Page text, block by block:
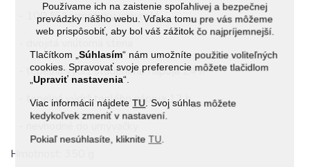
Používame ich na zaistenie spoľahlivej a bezpečnej
prevádzky nášho webu. Vďaka tomu pre vás môžeme
web prispôsobiť, aby bol váš zážitok čo najpríjemnejší.
Tlačítkom „Súhlasím“ nám umožníte použitie voliteľných
cookies. Spravovať svoje preferencie môžete tlačidlom
„Upraviť nastavenia“.
Viac informácií nájdete TU. Svoj súhlas môžete
kedykoľvek zmeniť v nastavení.
Pokiaľ nesúhlasíte, klikniteTU.
- 100 % hermeticky uzavretá
- tepelná výdrž studeného nápoja 24 h
- tepelná výdrž teplého nápoja 12 h
- nevhodné do umývačky
Hmotnosť: 350 g